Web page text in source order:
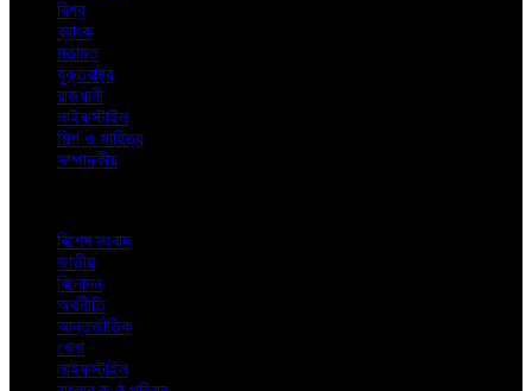
বিশ্ব
ব্যাংক
মতামত
যুক্তরাষ্ট্র
রাজধানী
লাইফস্টাইল
শিল্প ও সাহিত্য
সম্পাদকীয়
বিশেষ সংবাদ
জাতীয়
বিনোদন
অর্থনীতি
আন্তর্জাতিক
খেলা
লাইফস্টাইল